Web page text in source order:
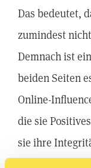
Das bedeutet,
zumindest
Demnach ist
beiden Seiten
Online-
die sie
sie ihre
was die